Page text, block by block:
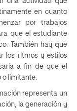
en cuanto
por trabajos
que el estudiante
También hay que
los ritmos y estilos
a fin de que el
limitante.
representa un
la generación y